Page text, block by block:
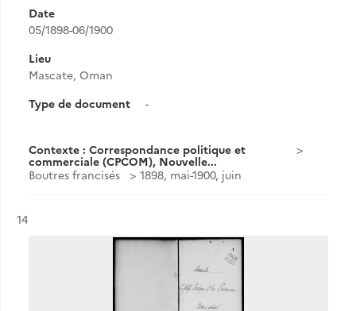
Date
05/1898-06/1900
Lieu
Mascate, Oman
Type de document
-
Contexte : Correspondance politique et
commerciale (CPCOM), Nouvelle...
Boutres francisés
1898, mai-1900, juin
Résultat n°
14